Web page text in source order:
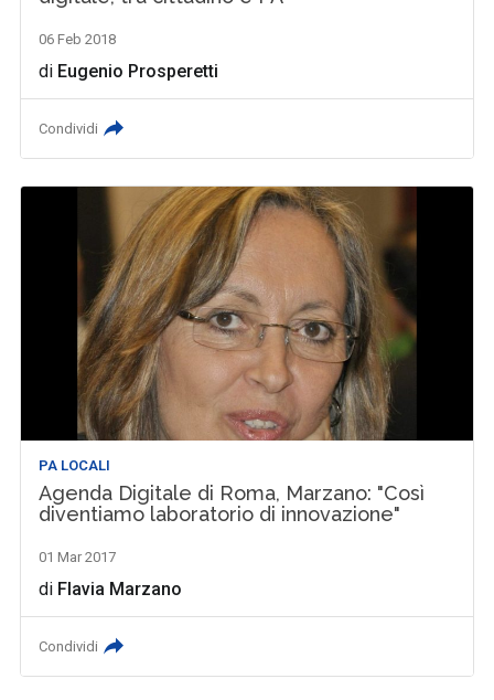
06 Feb 2018
di Eugenio Prosperetti
Condividi
PA LOCALI
Agenda Digitale di Roma, Marzano: "Così
diventiamo laboratorio di innovazione"
01 Mar 2017
di Flavia Marzano
Condividi